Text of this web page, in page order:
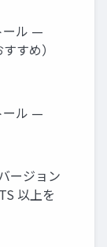
ール —
すめ）
ール —
ージョン
以上を